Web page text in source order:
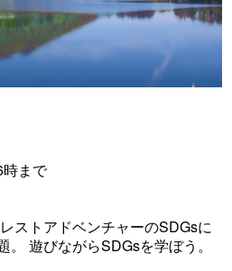
まで
ストアドベンチャーのSDGsに
。 遊びながらSDGsを学ぼう。